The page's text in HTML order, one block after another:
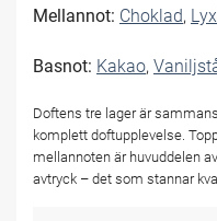
Mellannot: Choklad,
Basnot: Kakao,
Doftens tre lager är
komplett doftupplevelse.
mellannoten är huvuddelen
avtryck – det som stannar